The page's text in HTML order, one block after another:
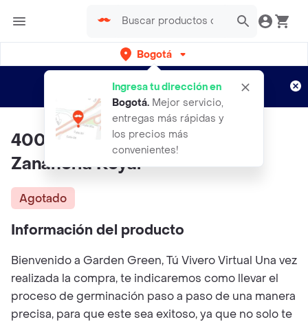
Bogotá
Ingresa tu dirección en
Bogotá. Mejor servicio,
entregas más rápidas y
los precios más
convenientes!
envíos gratis por semanas
Aplican TyC
400 Semillas Orgánicas De
Zanahoria Royal
Agotado
Información del producto
Bienvenido a Garden Green, Tú Vivero Virtual Una vez
realizada la compra, te indicaremos como llevar el
proceso de germinación paso a paso de una manera
precisa, para que este sea exitoso, ya que no solo te